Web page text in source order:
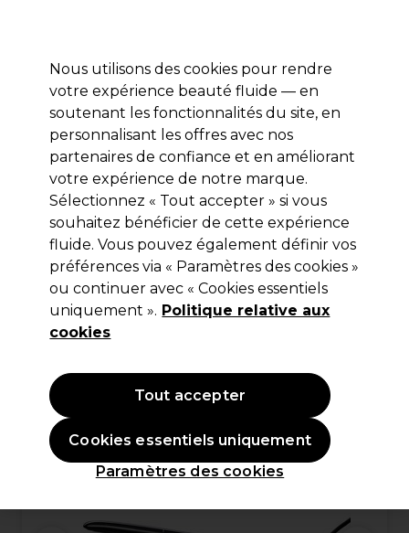
Se connecter
Marques Bons plans Coiffure Electro et Matériel
Livraison et délais
lire la suite
BaByliss PRO
BaByliss PRO Stilista Styler Noir et
Argent
(0)
149,99 €Hors TVA
Nous utilisons des cookies pour rendre
votre expérience beauté fluide — en
soutenant les fonctionnalités du site, en
personnalisant les offres avec nos
partenaires de confiance et en améliorant
votre expérience de notre marque.
Sélectionnez « Tout accepter » si vous
souhaitez bénéficier de cette expérience
fluide. Vous pouvez également définir vos
préférences via « Paramètres des cookies »
ou continuer avec « Cookies essentiels
uniquement ». Politique relative aux
cookies
Paramètres des cookies
Cookies essentiels uniquement
Tout accepter